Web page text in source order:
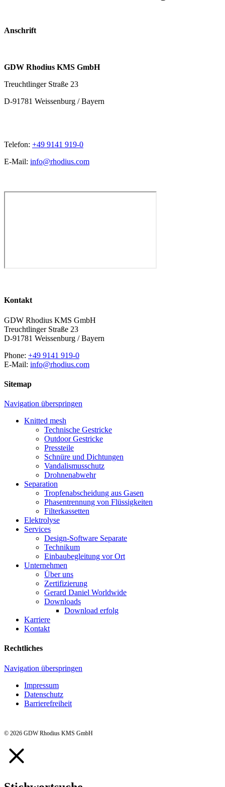
Anschrift
GDW Rhodius KMS GmbH
Treuchtlinger Straße 23
D-91781 Weissenburg / Bayern
Telefon: +49 9141 919-0
E-Mail: info@rhodius.com
Kontakt
GDW Rhodius KMS GmbH
Treuchtlinger Straße 23
D-91781 Weissenburg / Bayern
Phone: +49 9141 919-0
E-Mail: info@rhodius.com
Sitemap
Navigation überspringen
Knitted mesh
Technische Gestricke
Outdoor Gestricke
Pressteile
Schnüre und Dichtungen
Vandalismusschutz
Drohnenabwehr
Separation
Tropfenabscheidung aus Gasen
Phasentrennung von Flüssigkeiten
Filterkassetten
Elektrolyse
Services
Design-Software Separate
Technikum
Einbaubegleitung vor Ort
Unternehmen
Über uns
Zertifizierung
Gerard Daniel Worldwide
Downloads
Download erfolg
Karriere
Kontakt
Rechtliches
Navigation überspringen
Impressum
Datenschutz
Barrierefreiheit
© 2026 GDW Rhodius KMS GmbH